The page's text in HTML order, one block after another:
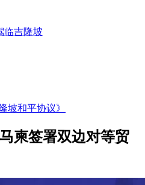
临吉隆坡
坡和平协议》
柬签署双边对等贸